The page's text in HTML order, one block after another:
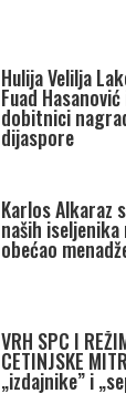
Hulija Velilja
Fuad
dobitnici
dijaspore
Karlos Alkaraz
naših iseljenika
obećao
VRH SPC I
CETINJSKE
„izdajnike” i